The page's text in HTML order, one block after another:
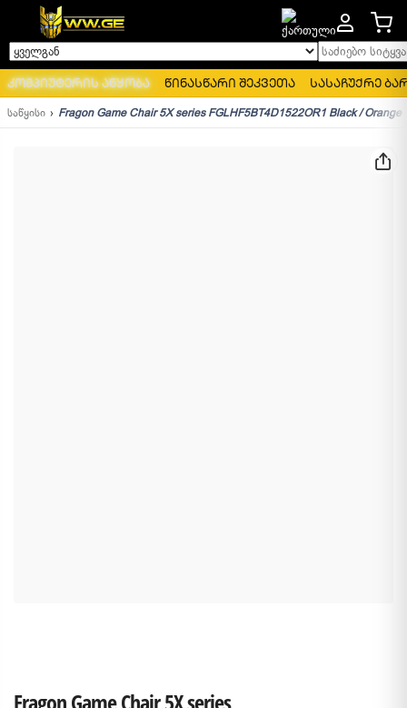
ყველგან საძიებო
კომპიუტერის აწყობა წინასწარი შეკვეთა სასაჩუქრე
საწყისი Fragon Game Chair 5X series FGLHF5BT4D1522OR1 Black / Orange